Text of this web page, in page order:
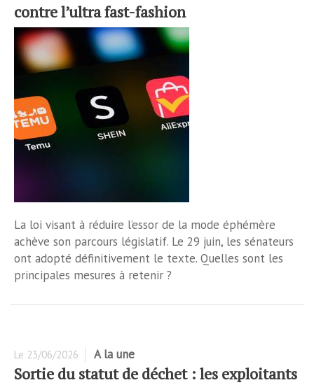
contre l’ultra fast-fashion
La loi visant à réduire l’essor de la mode éphémère
achève son parcours législatif. Le 29 juin, les sénateurs
ont adopté définitivement le texte. Quelles sont les
principales mesures à retenir ?
Le 23/06/2026 A la une
Sortie du statut de déchet : les exploitants